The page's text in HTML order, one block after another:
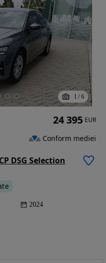
1 / 6
DSG Selection
2024
24 395 EUR
Conform mediei